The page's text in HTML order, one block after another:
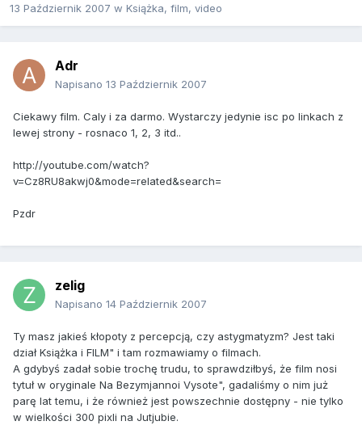
13 Październik 2007 w Książka, film, video
Adr
Napisano 13 Październik 2007
Ciekawy film. Caly i za darmo. Wystarczy jedynie isc po linkach z
lewej strony - rosnaco 1, 2, 3 itd..
http://youtube.com/watch?
v=Cz8RU8akwj0&mode=related&search=
Pzdr
zelig
Napisano 14 Październik 2007
Ty masz jakieś kłopoty z percepcją, czy astygmatyzm? Jest taki
dział Książka i FILM" i tam rozmawiamy o filmach.
A gdybyś zadał sobie trochę trudu, to sprawdziłbyś, że film nosi
tytuł w oryginale Na Bezymjannoi Vysote", gadaliśmy o nim już
parę lat temu, i że również jest powszechnie dostępny - nie tylko
w wielkości 300 pixli na Jutjubie.